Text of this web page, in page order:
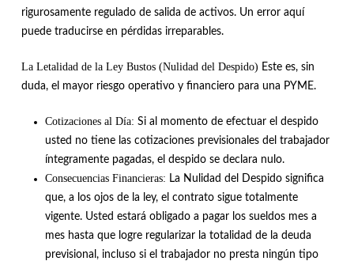
rigurosamente regulado de salida de activos. Un error aquí
puede traducirse en pérdidas irreparables.
La Letalidad de la Ley Bustos (Nulidad del Despido) Este es, sin
duda, el mayor riesgo operativo y financiero para una PYME.
Cotizaciones al Día: Si al momento de efectuar el despido
usted no tiene las cotizaciones previsionales del trabajador
íntegramente pagadas, el despido se declara nulo.
Consecuencias Financieras: La Nulidad del Despido significa
que, a los ojos de la ley, el contrato sigue totalmente
vigente. Usted estará obligado a pagar los sueldos mes a
mes hasta que logre regularizar la totalidad de la deuda
previsional, incluso si el trabajador no presta ningún tipo